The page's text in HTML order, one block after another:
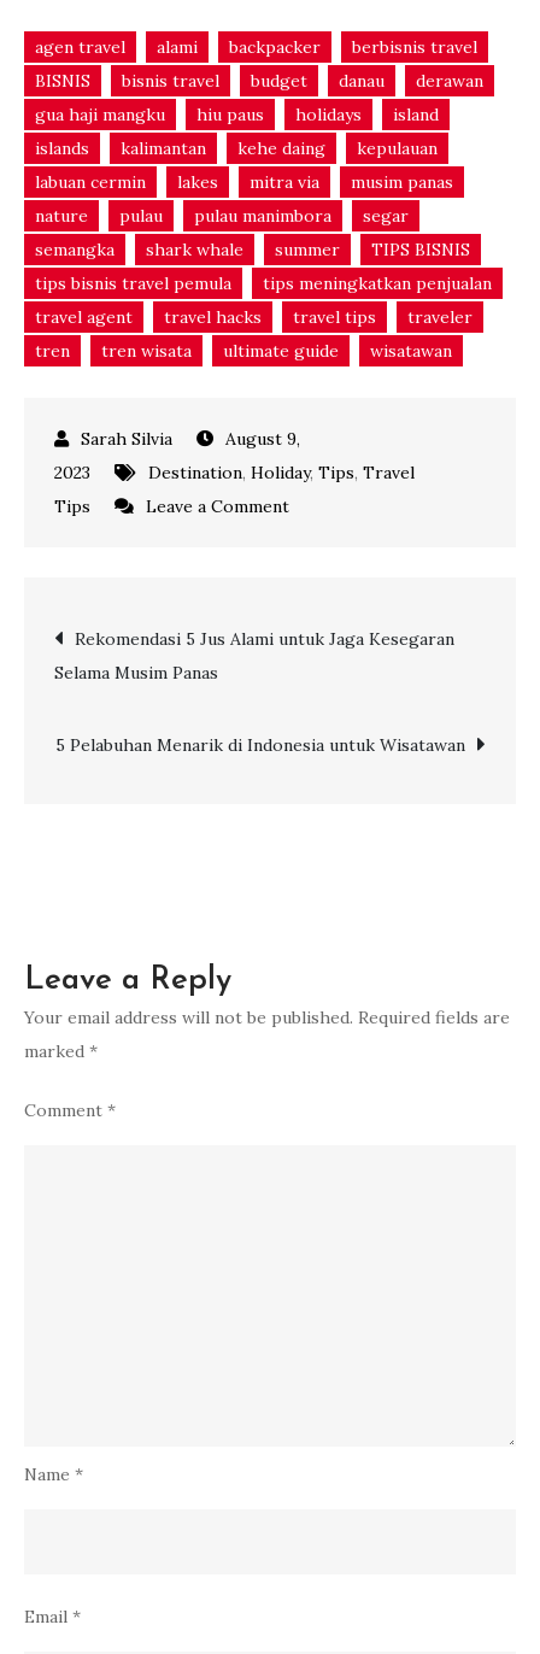
agen travel alami backpacker
berbisnis travel
BISNIS
bisnis travel budget danau
derawan
gua haji mangku
hiu paus holidays
island
islands
kalimantan kehe daing
kepulauan
labuan cermin
lakes mitra via
musim panas
nature
pulau pulau manimbora
segar
semangka
shark whale summer
TIPS BISNIS
tips bisnis travel pemula
tips meningkatkan penjualan
travel agent
travel hacks travel tips
traveler
tren
tren wisata ultimate guide wisatawan
August 9,
2023
Destination, Holiday, Tips, Travel
Tips
Leave a Commenton
di
Wisata
Post
Rekomendasi 5 Jus Alami untuk Jaga Kesegaran
Selama Musim Panas
5 Pelabuhan Menarik di Indonesia untuk Wisatawan
Leave a Reply
Your email address will not be published. Required fields are
marked *
Comment *
Name *
Email *